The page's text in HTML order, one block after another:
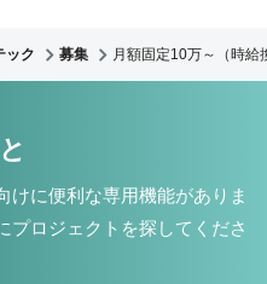
ック 募集 月額固定10万～（時
けに便利な専用機能がありま
プロジェクトを探してくださ